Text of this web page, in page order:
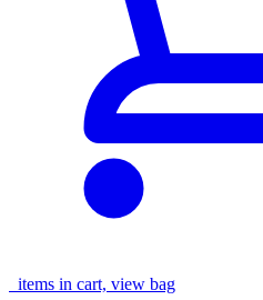
items in cart, view bag